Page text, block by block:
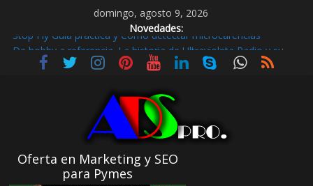
domingo, agosto 9, 2026
Novedades:
De hobby a referencia. La historia de Ultravioleta Radio y su
impacto en el mundo digital
Radio Taxi en Aljarafe y las Redes Sociales
Maximiza la Visibilidad de tu Clínica Dental en Directorios
Stop Fly Guía práctica y Cómo detectar microcarencias
Oferta en Marketing y SEO
para Pymes